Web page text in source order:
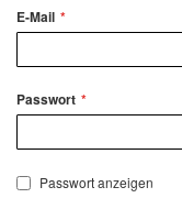
E-Mail
Passwort
Passwort anzeigen